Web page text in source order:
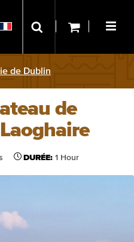
de Dublin
de
DURÉE: 1 Hour